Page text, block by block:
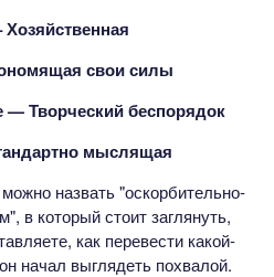
свои силы
— Творческий беспорядок
мыслящая
назвать "оскорбительно-
в который стоит заглянуть,
как перевести какой-
начал выглядеть похвалой.